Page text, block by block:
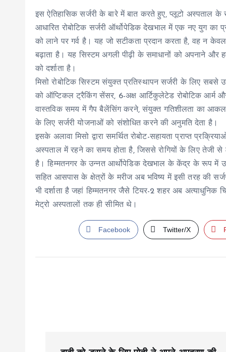
इस ऐतिहासिक सर्जरी के बारे में बात करते हुए, प्लूटो अस्पताल
आधारित रोबोटिक सर्जरी ऑर्थोपेडिक देखभाल में एक नए युग का
को लाने पर गर्व है। यह जो सटीकता प्रदान करता है, वह न केवल
बढ़ाता है। यह सिस्टम अगली पीढ़ी के समाधानों को अपनाने और
को दर्शाता है।
मिसो रोबोटिक सिस्टम संयुक्त प्रतिस्थापन सर्जरी के लिए
को ऑप्टिकल ट्रैकिंग सेंसर, 6-अक्ष आर्टिकुलेटेड रोबोटिक आर्म
वास्तविक समय में गैप बैलेंसिंग करने, संयुक्त गतिशीलता का
के लिए सर्जरी योजनाओं को संशोधित करने की अनुमति देता है।
इसके अलावा मिसो द्वारा समर्थित रोबोट-सहायता प्राप्त
अस्पताल में रहने का समय होता है, जिससे रोगियों के लिए तेजी से
है। हिम्मतनगर के उन्नत आर्थोपेडिक देखभाल के केंद्र के रूप में
सहित आसपास के क्षेत्रों के मरीज अब भविष्य में इसी तरह की
भी दर्शाता है जहां हिम्मतनगर जैसे टियर-2 शहर अब
मेट्रो अस्पतालों तक ही सीमित थे।
Facebook Twitter/X